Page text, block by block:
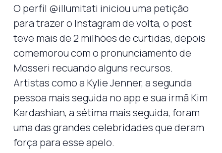
O perfil @illumitati iniciou uma petição
para trazer o Instagram de volta, o post
teve mais de 2 milhões de curtidas, depois
comemorou com o pronunciamento de
Mosseri recuando alguns recursos.
Artistas como a Kylie Jenner, a segunda
pessoa mais seguida no app e sua irmã Kim
Kardashian, a sétima mais seguida, foram
uma das grandes celebridades que deram
força para esse apelo.